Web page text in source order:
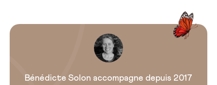
Bénédicte Solon accompagne depuis 2017